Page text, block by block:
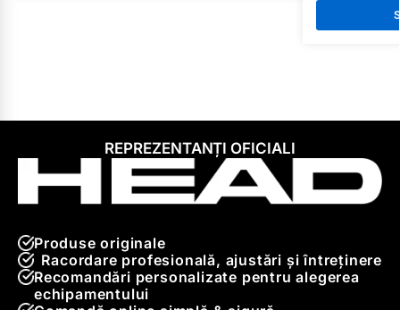
REPREZENTANȚI OFICIALI
Produse originale
Racordare profesională, ajustări și întreținere
Recomandări personalizate pentru alegerea
echipamentului